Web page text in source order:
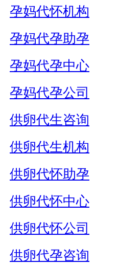
孕妈代怀机构
孕妈代孕助孕
孕妈代孕中心
孕妈代孕公司
供卵代生咨询
供卵代生机构
供卵代怀助孕
供卵代怀中心
供卵代怀公司
供卵代孕咨询